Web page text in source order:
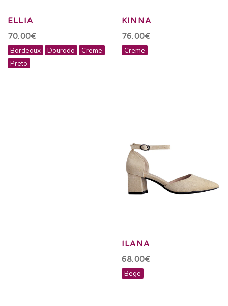
ELLIA
70.00€
Bordeaux Dourado
Creme
Preto
KINNA
76.00€
Creme
ILANA
68.00€
Bege